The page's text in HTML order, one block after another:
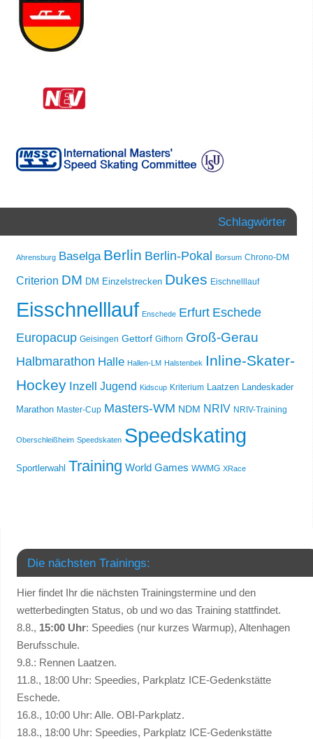
Schlagwörter
Ahrensburg Baselga Berlin Berlin-Pokal Borsum Chrono-DM
Criterion DM DM Einzelstrecken Dukes Eischnelllauf
Eisschnelllauf Enschede Erfurt Eschede
Europacup Geisingen Gettorf Gifhorn Groß-Gerau
Halbmarathon Halle Hallen-LM Halstenbek Inline-Skater-
Hockey Inzell Jugend Kidscup Kriterium Laatzen Landeskader
Marathon Master-Cup Masters-WM NDM NRIV NRIV-Training
Oberschleißheim Speedskaten Speedskating
Sportlerwahl Training World Games WWMG XRace
Die nächsten Trainings:
Hier findet Ihr die nächsten Trainingstermine und den
wetterbedingten Status, ob und wo das Training stattfindet.
8.8., 15:00 Uhr: Speedies (nur kurzes Warmup), Altenhagen
Berufsschule.
9.8.: Rennen Laatzen.
11.8., 18:00 Uhr: Speedies, Parkplatz ICE-Gedenkstätte
Eschede.
16.8., 10:00 Uhr: Alle. OBI-Parkplatz.
18.8., 18:00 Uhr: Speedies, Parkplatz ICE-Gedenkstätte